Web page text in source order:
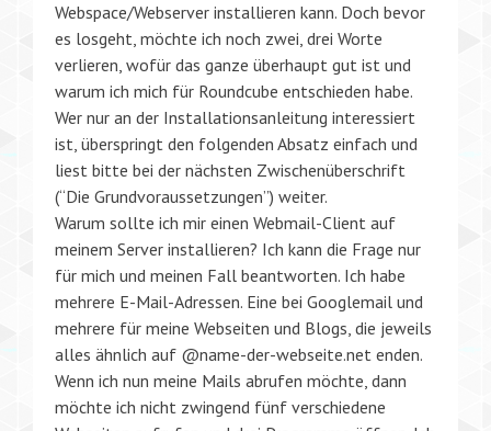
Webspace/Webserver installieren kann. Doch bevor
es losgeht, möchte ich noch zwei, drei Worte
verlieren, wofür das ganze überhaupt gut ist und
warum ich mich für Roundcube entschieden habe.
Wer nur an der Installationsanleitung interessiert
ist, überspringt den folgenden Absatz einfach und
liest bitte bei der nächsten Zwischenüberschrift
(“Die Grundvoraussetzungen”) weiter.
Warum sollte ich mir einen Webmail-Client auf
meinem Server installieren? Ich kann die Frage nur
für mich und meinen Fall beantworten. Ich habe
mehrere E-Mail-Adressen. Eine bei Googlemail und
mehrere für meine Webseiten und Blogs, die jeweils
alles ähnlich auf @name-der-webseite.net enden.
Wenn ich nun meine Mails abrufen möchte, dann
möchte ich nicht zwingend fünf verschiedene